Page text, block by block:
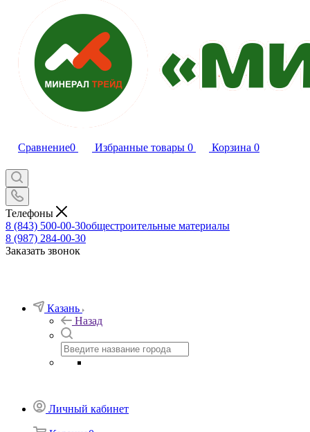
Сравнение0 Избранные товары 0 Корзина 0
Телефоны
8 (843) 500-00-30общестроительные материалы
8 (987) 284-00-30
Заказать звонок
Казань
Назад
Личный кабинет